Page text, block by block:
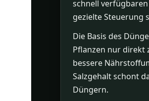
schnell
gezielte Steuerung
Die Basis des
Pflanzen nur direkt
bessere
Salzgehalt schont
Düngern.